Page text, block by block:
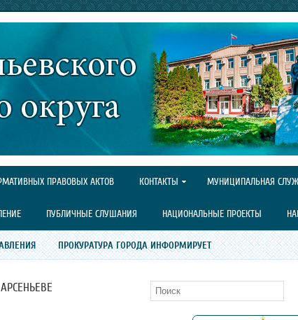
ПРАВОВЫХ АКТОВ КОНТАКТЫ МУНИЦИПАЛЬНАЯ
ПУБЛИЧНЫЕ СЛУШАНИЯ НАЦИОНАЛЬНЫЕ ПРОЕКТЫ
ПРОКУРАТУРА ГОРОДА ИНФОРМИРУЕТ
Поиск